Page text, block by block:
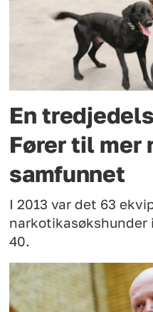
En
Fører til mer
samfunnet
I 2013 var det 63
narkotikasøkshunder
40.